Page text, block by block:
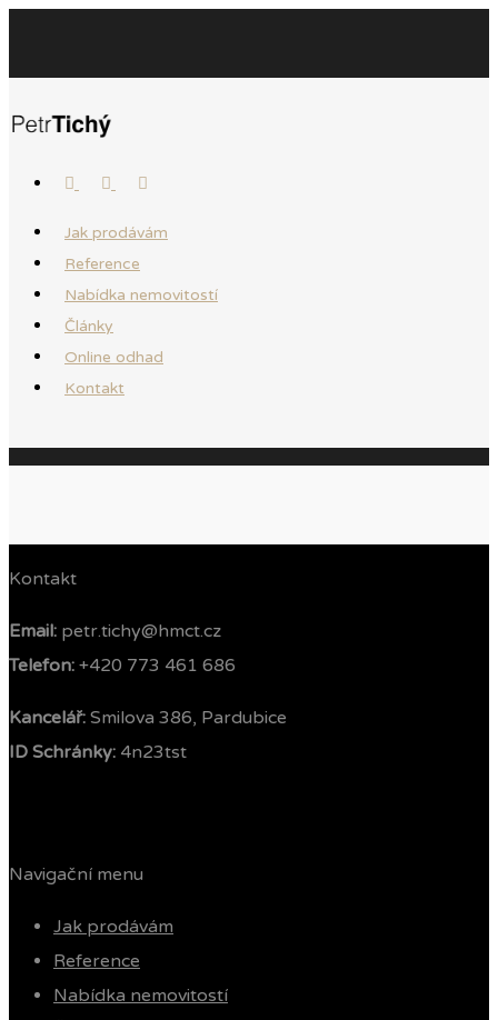
Jak prodávám
Reference
Nabídka nemovitostí
Články
Online odhad
Kontakt
Kontakt
Email: petr.tichy@hmct.cz
Telefon: ‭ +420 773 461 686‬
Kancelář: Smilova 386, Pardubice
ID Schránky: 4n23tst
Navigační menu
Jak prodávám
Reference
Nabídka nemovitostí